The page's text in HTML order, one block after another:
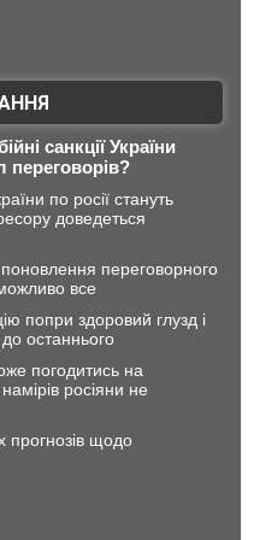
санкції України
переговорів?
по росії стануть
доведеться
переговорного
все
попри здоровий глузд і
останнього
погодитись на
росіяни не
щодо